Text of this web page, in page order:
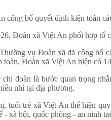
Đoàn xã Việt An phối hợp tổ
vụ Đoàn xã đã công bố
toàn, Đoàn xã Việt An hiện có
chi đoàn là bước quan trọng
nhi tại địa phương.
tuổi trẻ xã Việt An thể hiện
- xã hội, quốc phòng - an ninh